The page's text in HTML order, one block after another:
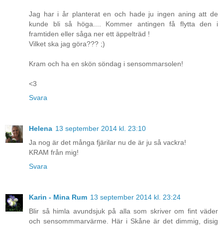
Jag har i år planterat en och hade ju ingen aning att de
kunde bli så höga.... Kommer antingen få flytta den i
framtiden eller såga ner ett äppelträd !
Vilket ska jag göra??? ;)
Kram och ha en skön söndag i sensommarsolen!
<3
Svara
Helena 13 september 2014 kl. 23:10
Ja nog är det många fjärilar nu de är ju så vackra!
KRAM från mig!
Svara
Karin - Mina Rum 13 september 2014 kl. 23:24
Blir så himla avundsjuk på alla som skriver om fint väder
och sensommmarvärme. Här i Skåne är det dimmig, disig